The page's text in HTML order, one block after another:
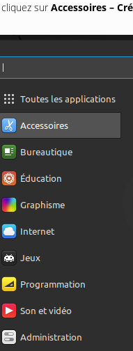
sur Accessoires –